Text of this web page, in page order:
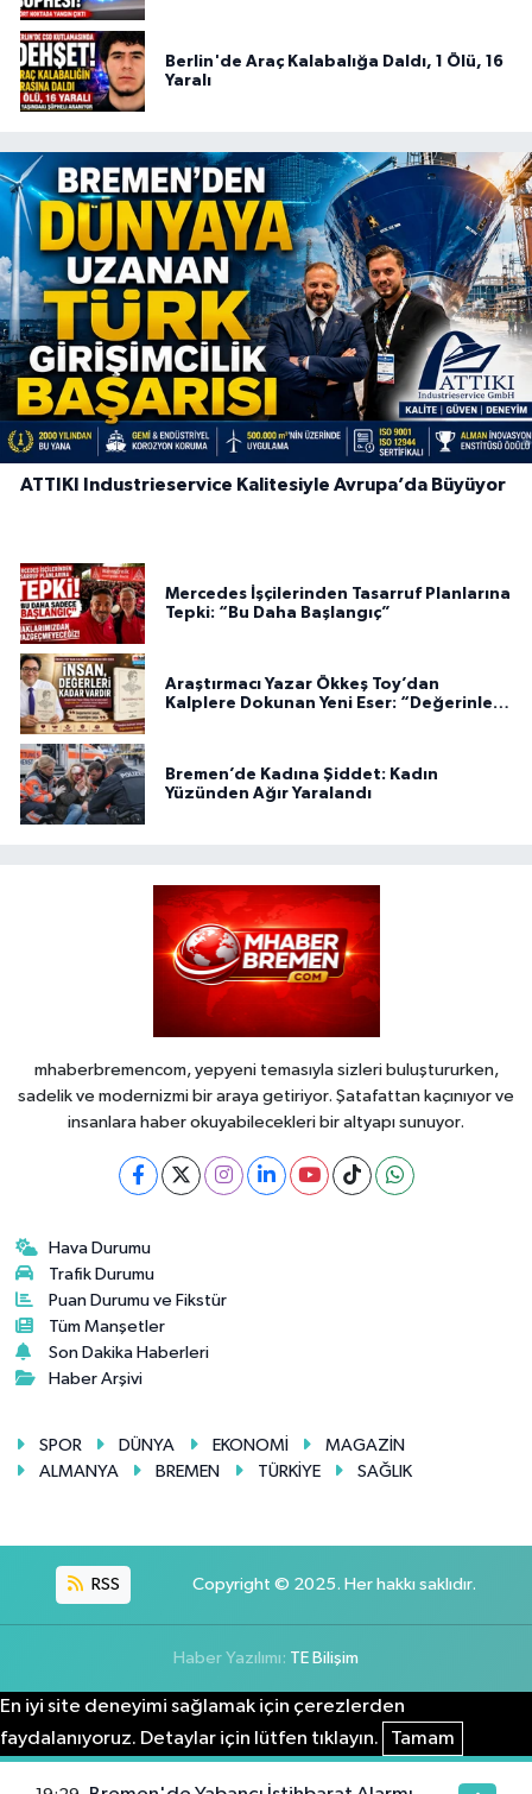
Berlin'de Araç Kalabalığa Daldı, 1 Ölü, 16
Yaralı
ATTIKI Industrieservice Kalitesiyle Avrupa’da Büyüyor
Mercedes İşçilerinden Tasarruf Planlarına
Tepki: “Bu Daha Başlangıç”
Araştırmacı Yazar Ökkeş Toy’dan
Kalplere Dokunan Yeni Eser: “Değerinle
Bremen’de Kadına Şiddet: Kadın
Yüzünden Ağır Yaralandı
mhaberbremencom, yepyeni temasıyla sizleri buluştururken,
sadelik ve modernizmi bir araya getiriyor. Şatafattan kaçınıyor ve
insanlara haber okuyabilecekleri bir altyapı sunuyor.
Hava Durumu
Trafik Durumu
Puan Durumu ve Fikstür
Tüm Manşetler
Son Dakika Haberleri
Haber Arşivi
SPOR DÜNYA EKONOMİ
MAGAZİN
ALMANYA
BREMEN TÜRKİYE SAĞLIK
RSS Copyright © 2025. Her hakkı saklıdır.
Haber Yazılımı: TE Bilişim
En iyi site deneyimi sağlamak için çerezlerden
faydalanıyoruz. Detaylar için lütfen tıklayın.
Tamam